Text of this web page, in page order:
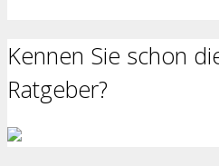
Kennen Sie schon
Ratgeber?